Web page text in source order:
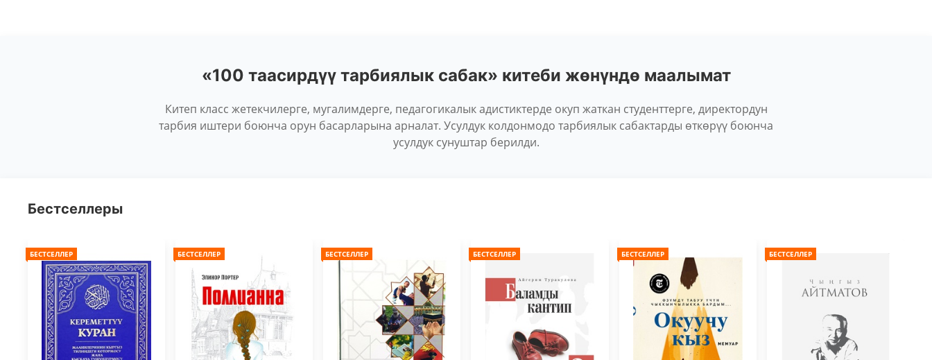
«100 таасирдүү тарбиялык сабак» китеби жөнүндө маалымат
Китеп класс жетекчилерге, мугалимдерге, педагогикалык адистиктерде окуп жаткан студенттерге, директордун
тарбия иштери боюнча орун басарларына арналат. Усулдук колдонмодо тарбиялык сабактарды өткөрүү боюнча
усулдук сунуштар берилди.
Бестселлеры
БЕСТСЕЛЛЕР БЕСТСЕЛЛЕР БЕСТСЕЛЛЕР БЕСТСЕЛЛЕР БЕСТСЕЛЛЕР БЕСТСЕЛЛЕР